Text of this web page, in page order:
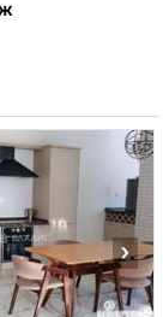
›